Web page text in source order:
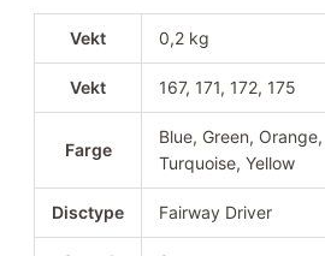
Vekt 0,2 kg
Vekt 167, 171, 172, 175
Farge
Blue, Green,
Turquoise, Yellow
Disctype Fairway Driver